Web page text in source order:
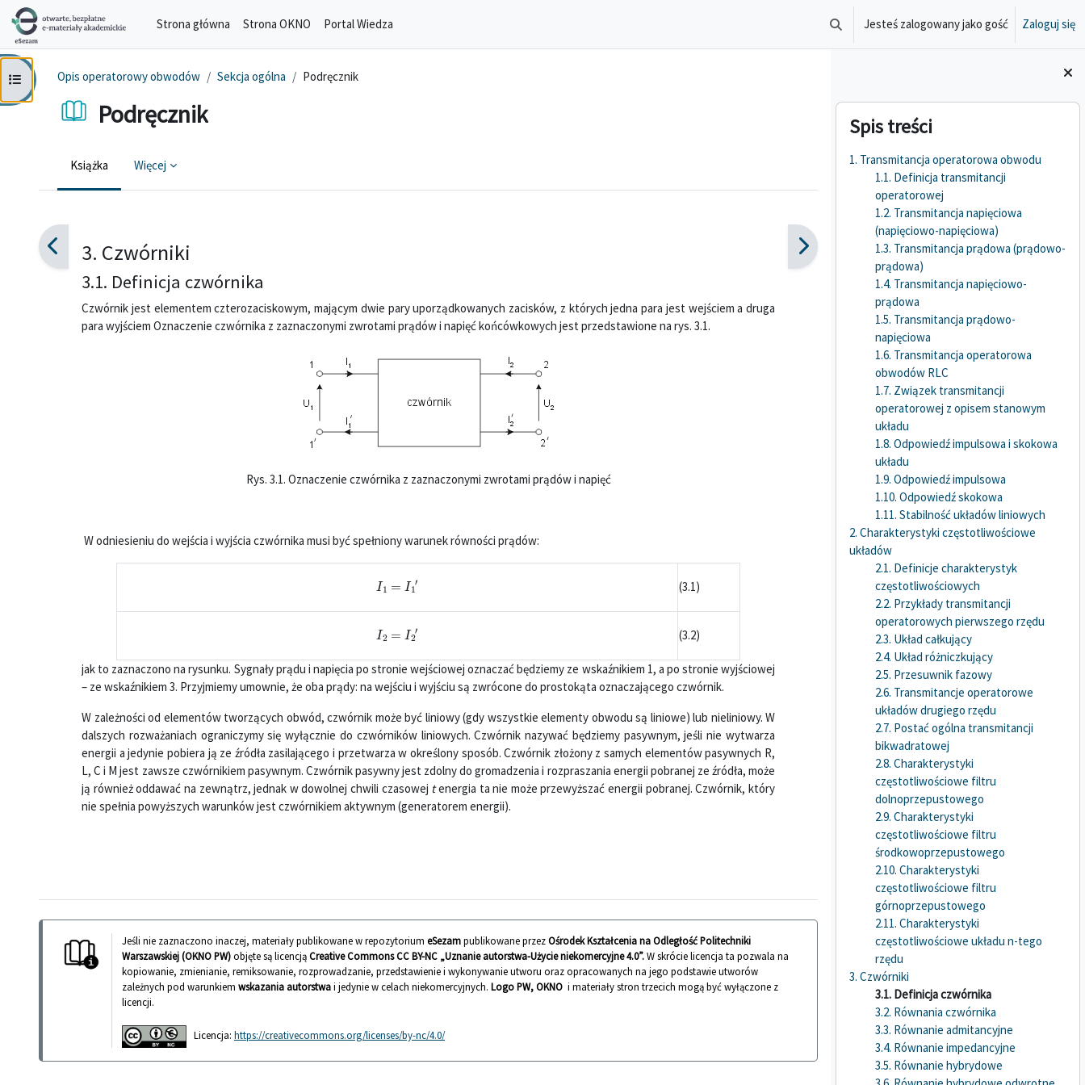
Przejdź do głównej zawartości
Strona główna
Strona OKNO Portal Wiedza Przełącznik wyszukiwarki
Jesteś zalogowany jako gość Zaloguj się
Bloki
Pomiń Spis treści
Spis treści
1. Transmitancja operatorowa obwodu
1.1. Definicja transmitancji
operatorowej
1.2. Transmitancja napięciowa
(napięciowo-napięciowa)
1.3. Transmitancja prądowa (prądowo-
prądowa)
1.4. Transmitancja napięciowo-
prądowa
1.5. Transmitancja prądowo-
napięciowa
1.6. Transmitancja operatorowa
obwodów RLC
1.7. Związek transmitancji
operatorowej z opisem stanowym
układu
1.8. Odpowiedź impulsowa i skokowa
układu
1.9. Odpowiedź impulsowa
1.10. Odpowiedź skokowa
1.11. Stabilność układów liniowych
2. Charakterystyki częstotliwościowe
układów
2.1. Definicje charakterystyk
częstotliwościowych
2.2. Przykłady transmitancji
operatorowych pierwszego rzędu
2.3. Układ całkujący
2.4. Układ różniczkujący
2.5. Przesuwnik fazowy
2.6. Transmitancje operatorowe
układów drugiego rzędu
2.7. Postać ogólna transmitancji
bikwadratowej
2.8. Charakterystyki
częstotliwościowe filtru
dolnoprzepustowego
2.9. Charakterystyki
częstotliwościowe filtru
środkowoprzepustowego
2.10. Charakterystyki
częstotliwościowe filtru
górnoprzepustowego
2.11. Charakterystyki
częstotliwościowe układu n-tego
rzędu
3. Czwórniki
3.1. Definicja czwórnika
3.2. Równania czwórnika
3.3. Równanie admitancyjne
3.4. Równanie impedancyjne
3.5. Równanie hybrydowe
Otwórz indeks kursu
Opis operatorowy obwodów Sekcja ogólna Podręcznik
Podręcznik
Książka Więcej
3. Czwórniki
3.1. Definicja czwórnika
Czwórnik jest elementem czterozaciskowym, mającym dwie pary uporządkowanych zacisków, z których jedna para jest wejściem a druga
para wyjściem Oznaczenie czwórnika z zaznaczonymi zwrotami prądów i napięć końcówkowych jest przedstawione na rys. 3.1.
Rys. 3.1. Oznaczenie czwórnika z zaznaczonymi zwrotami prądów i napięć
W odniesieniu do wejścia i wyjścia czwórnika musi być spełniony warunek równości prądów:
I1 ′ (3.1)
I2 ′ (3.2)
jak to zaznaczono na rysunku. Sygnały prądu i napięcia po stronie wejściowej oznaczać będziemy ze wskaźnikiem 1, a po stronie wyjściowej
– ze wskaźnikiem 3. Przyjmiemy umownie, że oba prądy: na wejściu i wyjściu są zwrócone do prostokąta oznaczającego czwórnik.
W zależności od elementów tworzących obwód, czwórnik może być liniowy (gdy wszystkie elementy obwodu są liniowe) lub nieliniowy. W
dalszych rozważaniach ograniczymy się wyłącznie do czwórników liniowych. Czwórnik nazywać będziemy pasywnym, jeśli nie wytwarza
energii a jedynie pobiera ją ze źródła zasilającego i przetwarza w określony sposób. Czwórnik złożony z samych elementów pasywnych R,
L, C i M jest zawsze czwórnikiem pasywnym. Czwórnik pasywny jest zdolny do gromadzenia i rozpraszania energii pobranej ze źródła, może
ją również oddawać na zewnątrz, jednak w dowolnej chwili czasowej tenergia ta nie może przewyższać energii pobranej. Czwórnik, który
nie spełnia powyższych warunków jest czwórnikiem aktywnym (generatorem energii).
Jeśli nie zaznaczono inaczej, materiały publikowane w repozytorium eSezampublikowane przezOśrodek Kształcenia na Odległość Politechniki
Warszawskiej (OKNO PW)objęte są licencjąCreative Commons CC BY-NC „Uznanie autorstwa-Użycie niekomercyjne 4.0”.W skrócie licencja ta pozwala na
kopiowanie, zmienianie, remiksowanie, rozprowadzanie, przedstawienie i wykonywanie utworu oraz opracowanych na jego podstawie utworów
zależnych pod warunkiem wskazania autorstwai jedynie w celach niekomercyjnych. Logo PW, OKNO i materiały stron trzecich mogą być wyłączone z
licencji.
Licencja: https://creativecommons.org/licenses/by-nc/4.0/